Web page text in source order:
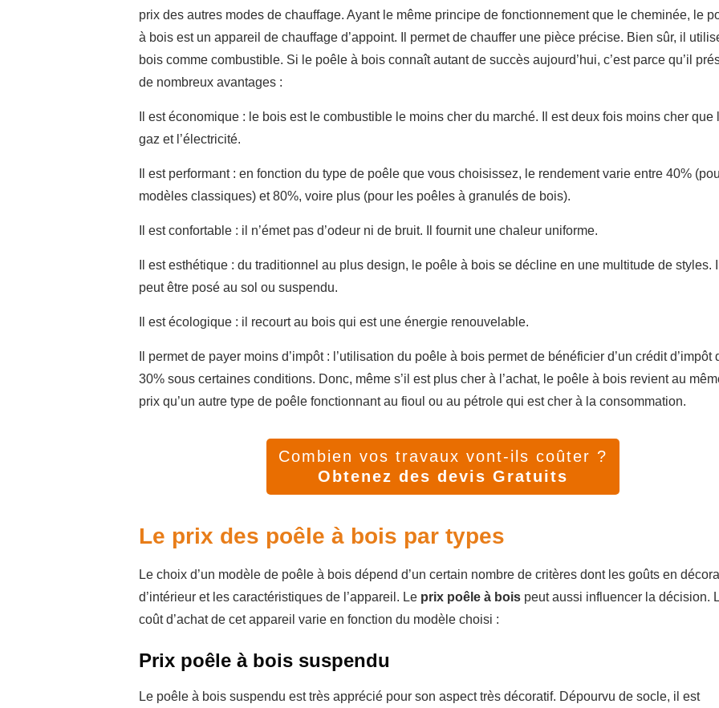
prix des autres modes de chauffage. Ayant le même principe de fonctionnement que le cheminée, le
à bois est un appareil de chauffage d’appoint. Il permet de chauffer une pièce précise. Bien sûr, il
bois comme combustible. Si le poêle à bois connaît autant de succès aujourd’hui, c’est parce qu’il
de nombreux avantages :
Il est économique : le bois est le combustible le moins cher du marché. Il est deux fois moins cher que
gaz et l’électricité.
Il est performant : en fonction du type de poêle que vous choisissez, le rendement varie entre 40%
modèles classiques) et 80%, voire plus (pour les poêles à granulés de bois).
Il est confortable : il n’émet pas d’odeur ni de bruit. Il fournit une chaleur uniforme.
Il est esthétique : du traditionnel au plus design, le poêle à bois se décline en une multitude de styles. Il
peut être posé au sol ou suspendu.
Il est écologique : il recourt au bois qui est une énergie renouvelable.
Il permet de payer moins d’impôt : l’utilisation du poêle à bois permet de bénéficier d’un crédit d’impôt
30% sous certaines conditions. Donc, même s’il est plus cher à l’achat, le poêle à bois revient au
prix qu’un autre type de poêle fonctionnant au fioul ou au pétrole qui est cher à la consommation.
Combien vos travaux vont-ils coûter ?
Obtenez des devis Gratuits
Le prix des poêle à bois par types
Le choix d’un modèle de poêle à bois dépend d’un certain nombre de critères dont les goûts en
d’intérieur et les caractéristiques de l’appareil. Le prix poêle à bois peut aussi influencer la décision.
coût d’achat de cet appareil varie en fonction du modèle choisi :
Prix poêle à bois suspendu
Le poêle à bois suspendu est très apprécié pour son aspect très décoratif. Dépourvu de socle, il est